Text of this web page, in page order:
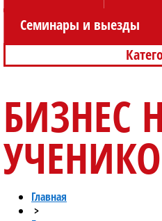
Семинары и выезды
БИЗНЕС
Главная
>